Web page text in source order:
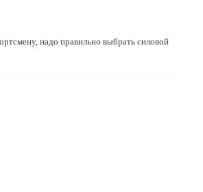
надо правильно выбрать силовой